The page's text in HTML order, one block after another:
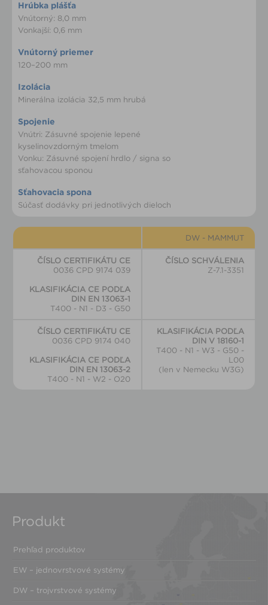
Hrúbka plášťa
Vnútorný: 8,0 mm
Vonkajší: 0,6 mm
Vnútorný priemer
120–200 mm
Izolácia
Minerálna izolácia 32,5 mm hrubá
Spojenie
Vnútri: Zásuvné spojenie lepené
kyselinovzdorným tmelom
Vonku: Zásuvné spojení hrdlo / signa so
sťahovacou sponou
Sťahovacia spona
Súčasť dodávky pri jednotlivých dieloch
DW - MAMMUT
ČÍSLO CERTIFIKÁTU CE
0036 CPD 9174 039
KLASIFIKÁCIA CE PODĽA
DIN EN 13063-1
T400 - N1 - D3 - G50
ČÍSLO SCHVÁLENIA
Z-7.1-3351
ČÍSLO CERTIFIKÁTU CE
0036 CPD 9174 040
KLASIFIKÁCIA CE PODĽA
DIN EN 13063-2
T400 - N1 - W2 - O20
KLASIFIKÁCIA PODĽA
DIN V 18160-1
T400 - N1 - W3 - G50 -
L00
(len v Nemecku W3G)
Produkt
Prehľad produktov
EW – jednovrstvové systémy
DW – trojvrstvové systémy